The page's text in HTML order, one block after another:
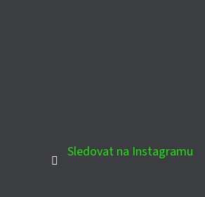
Sledovat na Instagramu